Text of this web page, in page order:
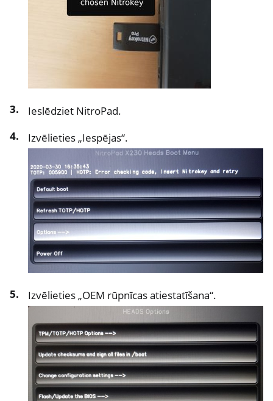
Ieslēdziet NitroPad.
Izvēlieties „Iespējas“.
Izvēlieties „OEM rūpnīcas atiestatīšana“.